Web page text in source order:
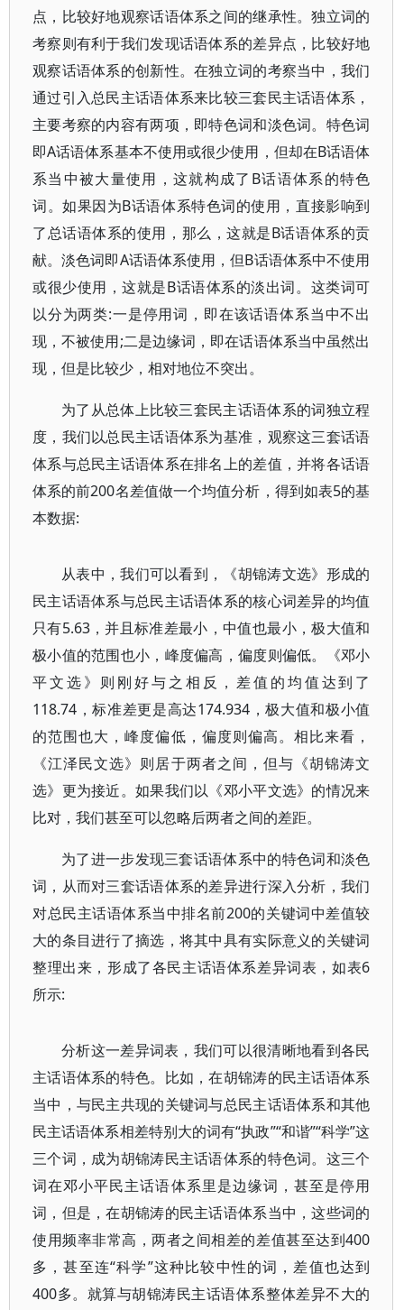
点，比较好地观察话语体系之间的继承性。独立词的
考察则有利于我们发现话语体系的差异点，比较好地
观察话语体系的创新性。在独立词的考察当中，我们
通过引入总民主话语体系来比较三套民主话语体系，
主要考察的内容有两项，即特色词和淡色词。特色词
即A话语体系基本不使用或很少使用，但却在B话语体
系当中被大量使用，这就构成了B话语体系的特色
词。如果因为B话语体系特色词的使用，直接影响到
了总话语体系的使用，那么，这就是B话语体系的贡
献。淡色词即A话语体系使用，但B话语体系中不使用
或很少使用，这就是B话语体系的淡出词。这类词可
以分为两类:一是停用词，即在该话语体系当中不出
现，不被使用;二是边缘词，即在话语体系当中虽然出
现，但是比较少，相对地位不突出。
为了从总体上比较三套民主话语体系的词独立程
度，我们以总民主话语体系为基准，观察这三套话语
体系与总民主话语体系在排名上的差值，并将各话语
体系的前200名差值做一个均值分析，得到如表5的基
本数据:
从表中，我们可以看到，《胡锦涛文选》形成的
民主话语体系与总民主话语体系的核心词差异的均值
只有5.63，并且标准差最小，中值也最小，极大值和
极小值的范围也小，峰度偏高，偏度则偏低。《邓小
平文选》则刚好与之相反，差值的均值达到了
118.74，标准差更是高达174.934，极大值和极小值
的范围也大，峰度偏低，偏度则偏高。相比来看，
《江泽民文选》则居于两者之间，但与《胡锦涛文
选》更为接近。如果我们以《邓小平文选》的情况来
比对，我们甚至可以忽略后两者之间的差距。
为了进一步发现三套话语体系中的特色词和淡色
词，从而对三套话语体系的差异进行深入分析，我们
对总民主话语体系当中排名前200的关键词中差值较
大的条目进行了摘选，将其中具有实际意义的关键词
整理出来，形成了各民主话语体系差异词表，如表6
所示:
分析这一差异词表，我们可以很清晰地看到各民
主话语体系的特色。比如，在胡锦涛的民主话语体系
当中，与民主共现的关键词与总民主话语体系和其他
民主话语体系相差特别大的词有“执政”“和谐”“科学”这
三个词，成为胡锦涛民主话语体系的特色词。这三个
词在邓小平民主话语体系里是边缘词，甚至是停用
词，但是，在胡锦涛的民主话语体系当中，这些词的
使用频率非常高，两者之间相差的差值甚至达到400
多，甚至连“科学”这种比较中性的词，差值也达到
400多。就算与胡锦涛民主话语体系整体差异不大的